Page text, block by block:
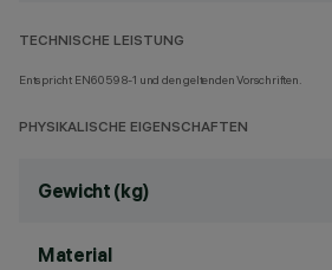
TECHNISCHE LEISTUNG
Entspricht EN60598-1 und den geltenden Vorschriften.
PHYSIKALISCHE EIGENSCHAFTEN
Gewicht (kg)
Material